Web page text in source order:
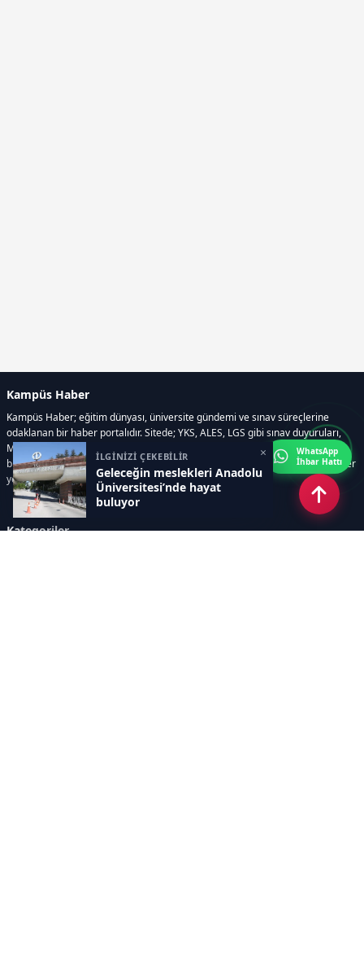
İLGİNİZİ ÇEKEBİLİR
Geleceğin meslekleri Anadolu
Üniversitesi’nde hayat
buluyor
×
Kampüs Haber
Kampüs Haber; eğitim dünyası, üniversite gündemi ve sınav süreçlerine
odaklanan bir haber portalıdır. Sitede; YKS, ALES, LGS gibi sınav duyuruları,
Milli Eğitim Bakanlığı gelişmeleri, üniversite haberleri, rehberlik içerikleri,
bilim ve teknoloji alanındaki yenilikler ile öğrenci yaşamına dair güncel bilgiler
yer alır.
Kategoriler
WhatsApp
İhbar Hattı